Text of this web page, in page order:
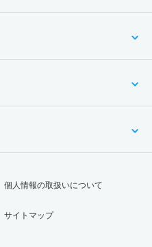
個人情報の取扱いについて
サイトマップ